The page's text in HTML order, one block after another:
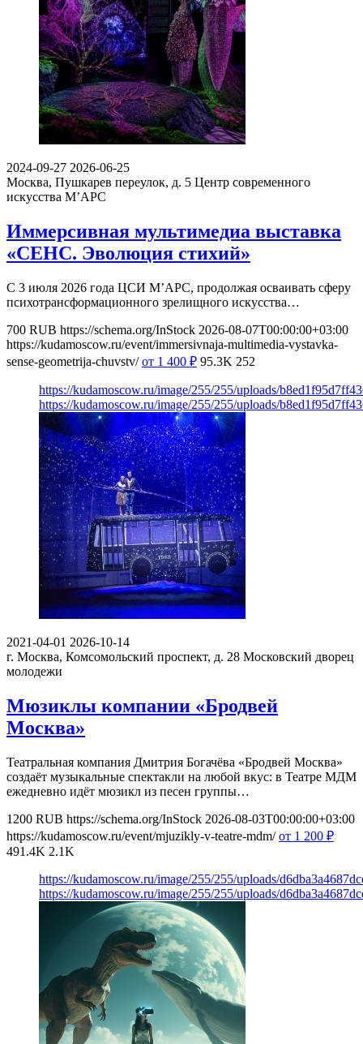
2024-09-27 2026-06-25
Москва, Пушкарев переулок, д. 5 Центр современного
искусства М’АРС
Иммерсивная мультимедиа выставка
«СЕНС. Эволюция стихий»
С 3 июля 2026 года ЦСИ М’АРС, продолжая осваивать сферу
психотрансформационного зрелищного искусства…
700 RUB https://schema.org/InStock 2026-08-07T00:00:00+03:00
https://kudamoscow.ru/event/immersivnaja-multimedia-vystavka-
sense-geometrija-chuvstv/ от 1 400 ₽ 95.3K 252
https://kudamoscow.ru/image/255/255/uploads/
https://kudamoscow.ru/image/255/255/uploads/
2021-04-01 2026-10-14
г. Москва, Комсомольский проспект, д. 28 Московский дворец
молодежи
Мюзиклы компании «Бродвей
Москва»
Театральная компания Дмитрия Богачёва «Бродвей Москва»
создаёт музыкальные спектакли на любой вкус: в Театре МДМ
ежедневно идёт мюзикл из песен группы…
1200 RUB https://schema.org/InStock 2026-08-03T00:00:00+03:00
https://kudamoscow.ru/event/mjuzikly-v-teatre-mdm/ от 1 200 ₽
491.4K 2.1K
https://kudamoscow.ru/image/255/255/uploads/
https://kudamoscow.ru/image/255/255/uploads/